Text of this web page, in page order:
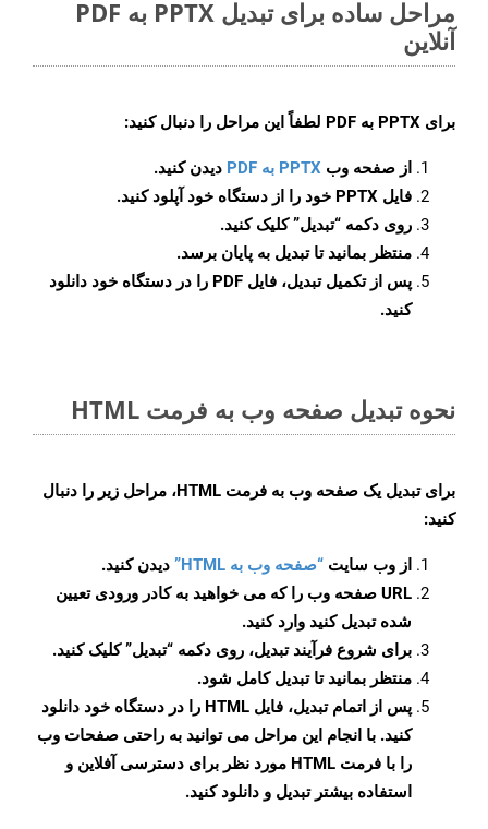
مراحل ساده برای تبدیل PPTX به PDF
آنلاین
برای PPTX به PDF لطفاً این مراحل را دنبال کنید:
از صفحه وب PPTX به PDF
دیدن کنید.
فایل PPTX خود را از دستگاه خود آپلود کنید.
روی دکمه “تبدیل”کلیک کنید.
منتظر بمانید تا تبدیل به پایان برسد.
پس از تکمیل تبدیل، فایل PDF را در دستگاه خود دانلود
کنید.
نحوه تبدیل صفحه وب به فرمت HTML
برای تبدیل یک صفحه وب به فرمت HTML، مراحل زیر را دنبال
کنید:
از وب سایت “صفحه وب به HTML”
دیدن کنید.
URL صفحه وب را که می خواهید به کادر ورودی تعیین
شده تبدیل کنید وارد کنید.
برای شروع فرآیند تبدیل، روی دکمه “تبدیل” کلیک کنید.
منتظر بمانید تا تبدیل کامل شود.
پس از اتمام تبدیل، فایل HTML را در دستگاه خود دانلود
کنید. با انجام این مراحل می توانید به راحتی صفحات وب
را با فرمت HTML مورد نظر برای دسترسی آفلاین و
استفاده بیشتر تبدیل و دانلود کنید.